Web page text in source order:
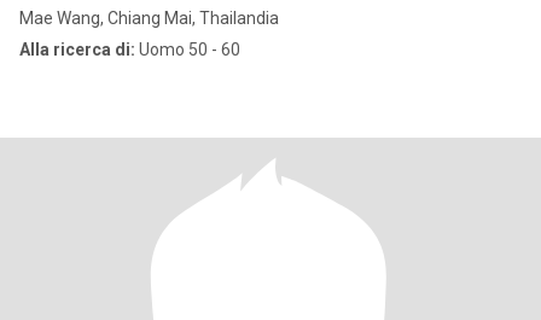
Mae Wang, Chiang Mai, Thailandia
Alla ricerca di: Uomo 50 - 60